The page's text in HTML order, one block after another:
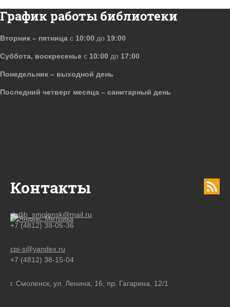
Контакты
detlib_smolensk@mail.ru
+7 (4812) 38-05-36
cpi-s@yandex.ru
+7 (4812) 38-15-04
г. Смоленск, ул. Ленина, 16; пр. Гагарина, 12/1
График работы библиотеки
Вторник – пятница с 10:00 до 19:00
Суббота, воскресенье с 10:00 до 17:00
Понедельник – выходной день
Последний четверг месяца – санитарный день